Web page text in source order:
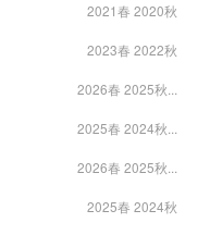
2021春 2020秋
2023春 2022秋
2026春 2025秋...
2025春 2024秋...
2026春 2025秋...
2025春 2024秋